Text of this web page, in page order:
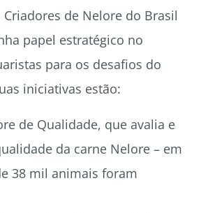
Criadores de Nelore do Brasil
papel estratégico no
para os desafios do
iniciativas estão:
de Qualidade, que avalia e
da carne Nelore – em
38 mil animais foram